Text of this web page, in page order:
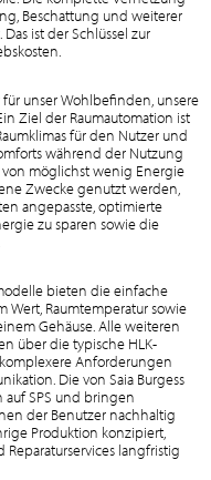
Beschattung und weiterer
ist der Schlüssel zur
für unser Wohlbefinden, unsere
Ziel der Raumautomation ist
für den Nutzer und
während der Nutzung
von möglichst wenig Energie
Zwecke genutzt werden,
angepasste, optimierte
zu sparen sowie die
bieten die einfache
Raumtemperatur sowie
Gehäuse. Alle weiteren
über die typische HLK-
Anforderungen
Die von Saia Burgess
auf SPS und bringen
der Benutzer nachhaltig
Produktion konzipiert,
langfristig